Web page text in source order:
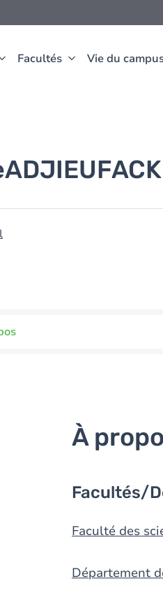
Facultés Vie du
ADJIEUFACK
À
Facultés/
Faculté des
Département